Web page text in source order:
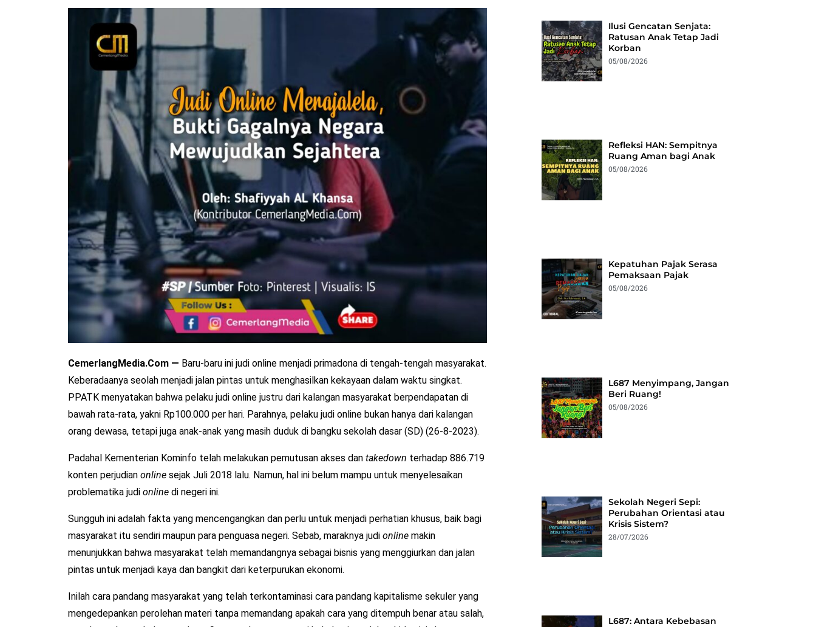
CemerlangMedia.Com — Baru-baru ini judi online menjadi primadona di tengah-tengah masyarakat.
Keberadaanya seolah menjadi jalan pintas untuk menghasilkan kekayaan dalam waktu singkat.
PPATK menyatakan bahwa pelaku judi online justru dari kalangan masyarakat berpendapatan di
bawah rata-rata, yakni Rp100.000 per hari. Parahnya, pelaku judi online bukan hanya dari kalangan
orang dewasa, tetapi juga anak-anak yang masih duduk di bangku sekolah dasar (SD) (26-8-2023).
Padahal Kementerian Kominfo telah melakukan pemutusan akses dan takedown terhadap 886.719
konten perjudian online sejak Juli 2018 lalu. Namun, hal ini belum mampu untuk menyelesaikan
problematika judi online di negeri ini.
Sungguh ini adalah fakta yang mencengangkan dan perlu untuk menjadi perhatian khusus, baik bagi
masyarakat itu sendiri maupun para penguasa negeri. Sebab, maraknya judi online makin
menunjukkan bahwa masyarakat telah memandangnya sebagai bisnis yang menggiurkan dan jalan
pintas untuk menjadi kaya dan bangkit dari keterpurukan ekonomi.
Inilah cara pandang masyarakat yang telah terkontaminasi cara pandang kapitalisme sekuler yang
mengedepankan perolehan materi tanpa memandang apakah cara yang ditempuh benar atau salah,
Ilusi Gencatan Senjata:
Ratusan Anak Tetap Jadi
Korban
05/08/2026
Refleksi HAN: Sempitnya
Ruang Aman bagi Anak
05/08/2026
Kepatuhan Pajak Serasa
Pemaksaan Pajak
05/08/2026
L687 Menyimpang, Jangan
Beri Ruang!
05/08/2026
Sekolah Negeri Sepi:
Perubahan Orientasi atau
Krisis Sistem?
28/07/2026
L687: Antara Kebebasan